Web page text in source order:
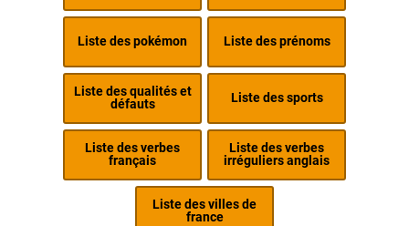
Liste des pokémon Liste des prénoms
Liste des qualités et
défauts
Liste des sports
Liste des verbes
français
Liste des verbes
irréguliers anglais
Liste des villes de
france